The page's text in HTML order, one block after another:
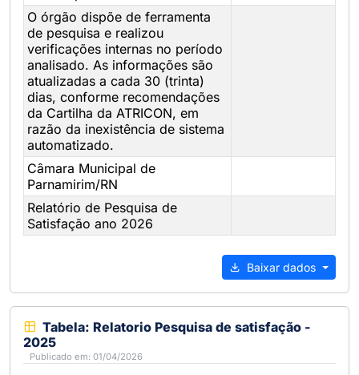
O órgão dispõe de ferramenta
de pesquisa e realizou
verificações internas no período
analisado. As informações são
atualizadas a cada 30 (trinta)
dias, conforme recomendações
da Cartilha da ATRICON, em
razão da inexistência de sistema
automatizado.
Câmara Municipal de
Parnamirim/RN
Relatório de Pesquisa de
Satisfação ano 2026
Baixar dados
Tabela: Relatorio Pesquisa de satisfação -
2025
Publicado em: 01/04/2026